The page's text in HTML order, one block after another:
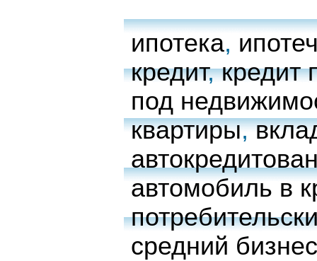
ипотека,
кредит,кредит
под
квартиры,
автомобиль в
средний бизнес